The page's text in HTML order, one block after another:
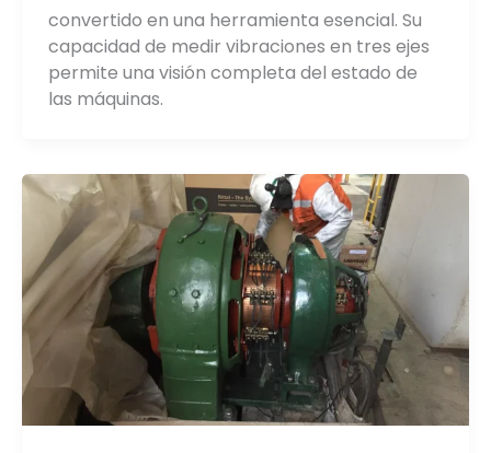
convertido en una herramienta esencial. Su
capacidad de medir vibraciones en tres ejes
permite una visión completa del estado de
las máquinas.